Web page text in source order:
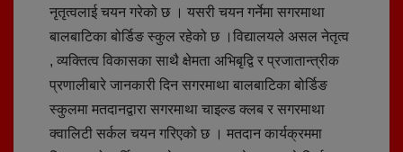
नृतृत्वलाई चयन गरेको छ । यसरी चयन गर्नेमा सगरमाथा
बालबाटिका बोर्डिङ स्कुल रहेको छ ।विद्यालयले असल नेतृत्व
, व्यक्तित्व विकासका साथै क्षेमता अभिबृद्वि र प्रजातान्त्रीक
प्रणालीबारे जानकारी दिन सगरमाथा बालबाटिका बोर्डिङ
स्कुलमा मतदानद्वारा सगरमाथा चाइल्ड क्लब र सगरमाथा
क्वालिटी सर्कल चयन गरिएको छ । मतदान कार्यक्रममा